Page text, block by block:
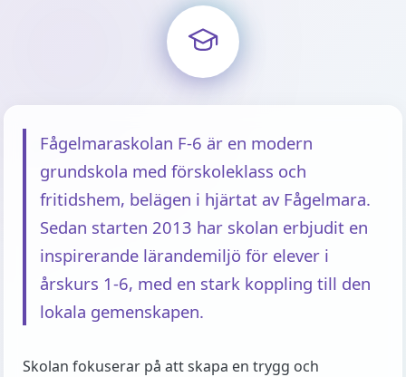
Fågelmaraskolan F-6 är en modern
grundskola med förskoleklass och
fritidshem, belägen i hjärtat av Fågelmara.
Sedan starten 2013 har skolan erbjudit en
inspirerande lärandemiljö för elever i
årskurs 1-6, med en stark koppling till den
lokala gemenskapen.
Skolan fokuserar på att skapa en trygg och